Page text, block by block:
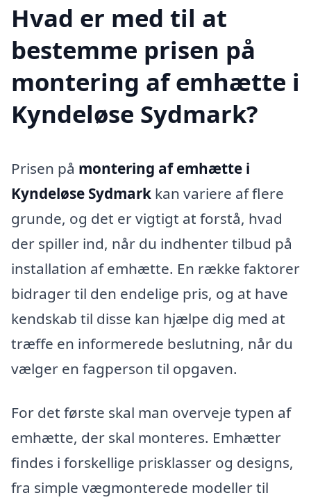
Hvad er med til at
bestemme prisen på
montering af emhætte i
Kyndeløse Sydmark?
Prisen på montering af emhætte i
Kyndeløse Sydmark kan variere af flere
grunde, og det er vigtigt at forstå, hvad
der spiller ind, når du indhenter tilbud på
installation af emhætte. En række faktorer
bidrager til den endelige pris, og at have
kendskab til disse kan hjælpe dig med at
træffe en informerede beslutning, når du
vælger en fagperson til opgaven.
For det første skal man overveje typen af
emhætte, der skal monteres. Emhætter
findes i forskellige prisklasser og designs,
fra simple vægmonterede modeller til